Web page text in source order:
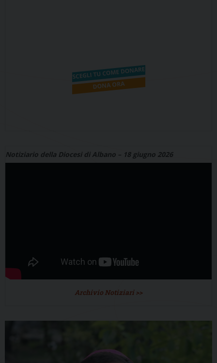
Notiziario della Diocesi di Albano – 18 giugno 2026
Archivio Notiziari >>